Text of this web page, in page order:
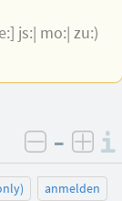
js:| mo:| zu:)
negativ
–
anmelden